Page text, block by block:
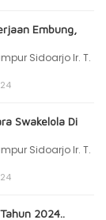
Embung,
Sidoarjo Ir. T.
Swakelola Di
Sidoarjo Ir. T.
2024..